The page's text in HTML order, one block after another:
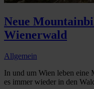
Neue
Wienerwald
Allgemein
In und um Wien leben eine
es immer wieder in den